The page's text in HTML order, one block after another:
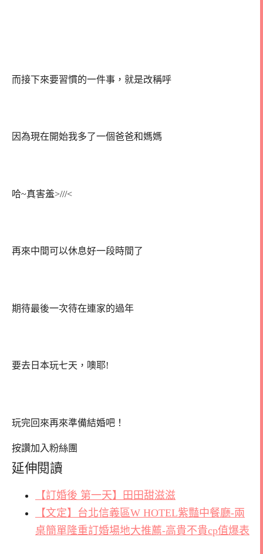
而接下來要習慣的一件事，就是改稱呼
因為現在開始我多了一個爸爸和媽媽
哈~真害羞>///<
再來中間可以休息好一段時間了
期待最後一次待在連家的過年
要去日本玩七天，噢耶!
玩完回來再來準備結婚吧！
按讚加入粉絲團
延伸閱讀
【訂婚後 第一天】田田甜滋滋
【文定】台北信義區W HOTEL紫豔中餐廳-兩
桌簡單隆重訂婚場地大推薦-高貴不貴cp值爆表